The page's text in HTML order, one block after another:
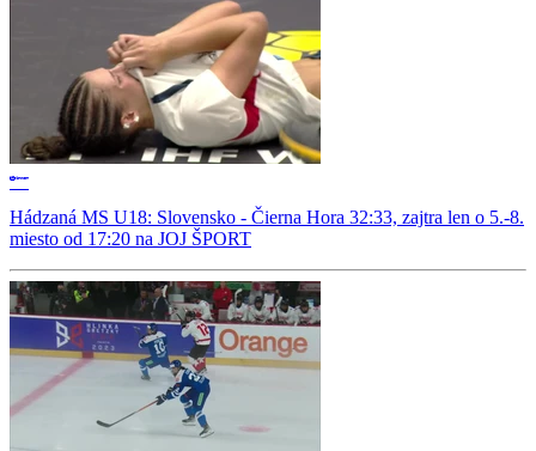
Hádzaná MS U18: Slovensko - Čierna Hora 32:33, zajtra len o 5.-8.
miesto od 17:20 na JOJ ŠPORT